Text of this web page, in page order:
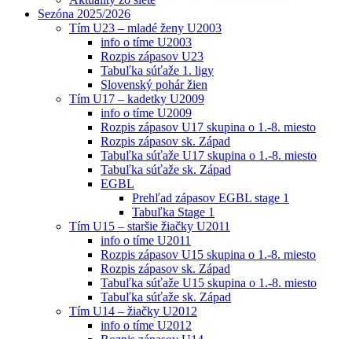
Sezóna 2025/2026
Tím U23 – mladé ženy U2003
info o tíme U2003
Rozpis zápasov U23
Tabuľka súťaže 1. ligy
Slovenský pohár žien
Tím U17 – kadetky U2009
info o tíme U2009
Rozpis zápasov U17 skupina o 1.-8. miesto
Rozpis zápasov sk. Západ
Tabuľka súťaže U17 skupina o 1.-8. miesto
Tabuľka súťaže sk. Západ
EGBL
Prehľad zápasov EGBL stage 1
Tabuľka Stage 1
Tím U15 – staršie žiačky U2011
info o tíme U2011
Rozpis zápasov U15 skupina o 1.-8. miesto
Rozpis zápasov sk. Západ
Tabuľka súťaže U15 skupina o 1.-8. miesto
Tabuľka súťaže sk. Západ
Tím U14 – žiačky U2012
info o tíme U2012